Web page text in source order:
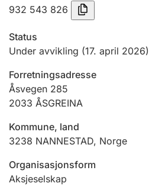
Betaling og jegeravgiftskort
Ektepaktveileder
Offentlig sektor
932 543 826
Status
Under avvikling (17. april 2026)
Forretningsadresse
Åsvegen 285
2033 ÅSGREINA
Kommune, land
3238 NANNESTAD, Norge
Organisasjonsform
Aksjeselskap